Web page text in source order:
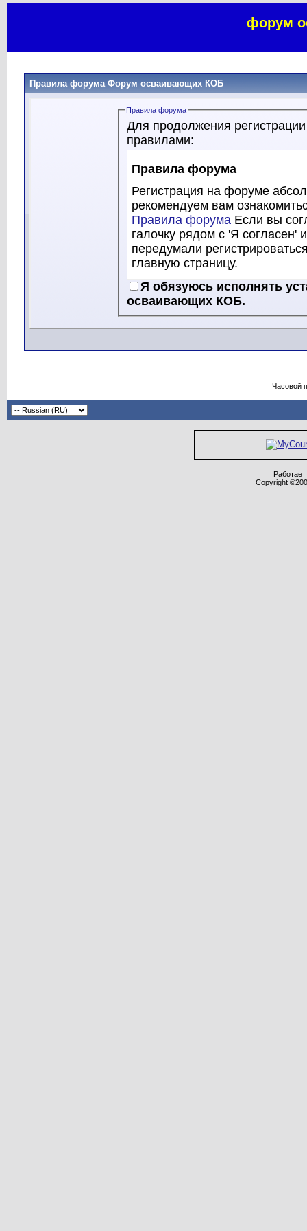
форум
Правила форума Форум осваивающих КОБ
Правила форума
Для продолжения
правилами:
Правила форума
Регистрация на форуме
рекомендуем вам
Правила форума Если вы
галочку рядом с 'Я согласен'
передумали
главную страницу.
Хотя модераторы и
осваивающих КОБ,
некорректные сообщения из
сообщения просмотреть
Соглашаясь с нашими
РФ.
Администрация форума
переносить или закрывать
Я обязуюсь исполнять
осваивающих КОБ.
Часовой
Copyright